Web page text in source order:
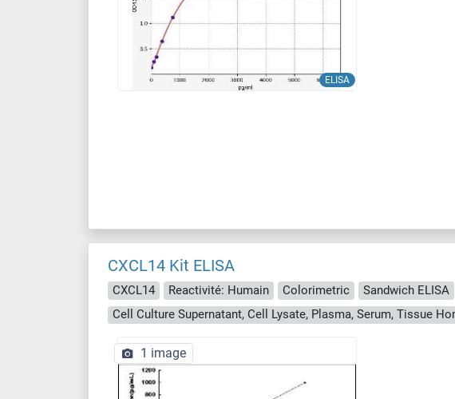
ELISA
CXCL14 Kit ELISA
CXCL14 Reactivité: Humain Colorimetric Sandwich ELISA
1 image